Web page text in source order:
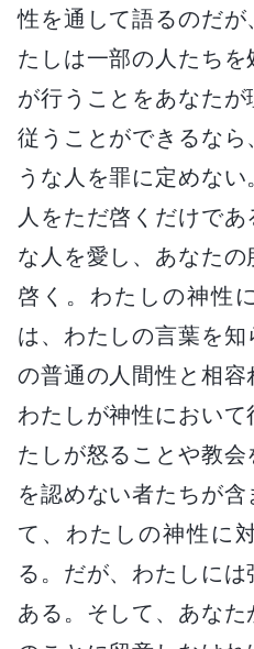
性を通して語るのだ
たしは一部の人たち
が行うことをあなたが
従うことができるなら
うな人を罪に定めな
人をただ啓くだけで
な人を愛し、あなた
啓く。わたしの神性
は、わたしの言葉を
の普通の人間性と相容
わたしが神性におい
たしが怒ることや教会
を認めない者たちが
て、わたしの神性に
る。だが、わたしに
ある。そして、あなた